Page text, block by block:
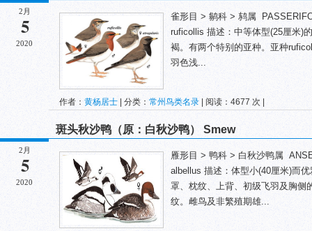
2月
5
2020
雀形目 > 鹟科 > 鸫属
ruficollis 描述：中等体型(25厘米)
褐。有两个特别的亚种。亚种
羽色浅...
作者： 黄杨居士 | 分类： 常州鸟类名录 | 阅读：4677 次 |
2月
5
2020
斑头秋沙鸭（原：白秋沙鸭） Smew
雁形目 > 鸭科 > 白秋沙鸭属
albellus 描述：体型小(40厘米)而
罩、枕纹、上背、初级飞羽及胸侧
纹。雌鸟及非繁殖期雄...